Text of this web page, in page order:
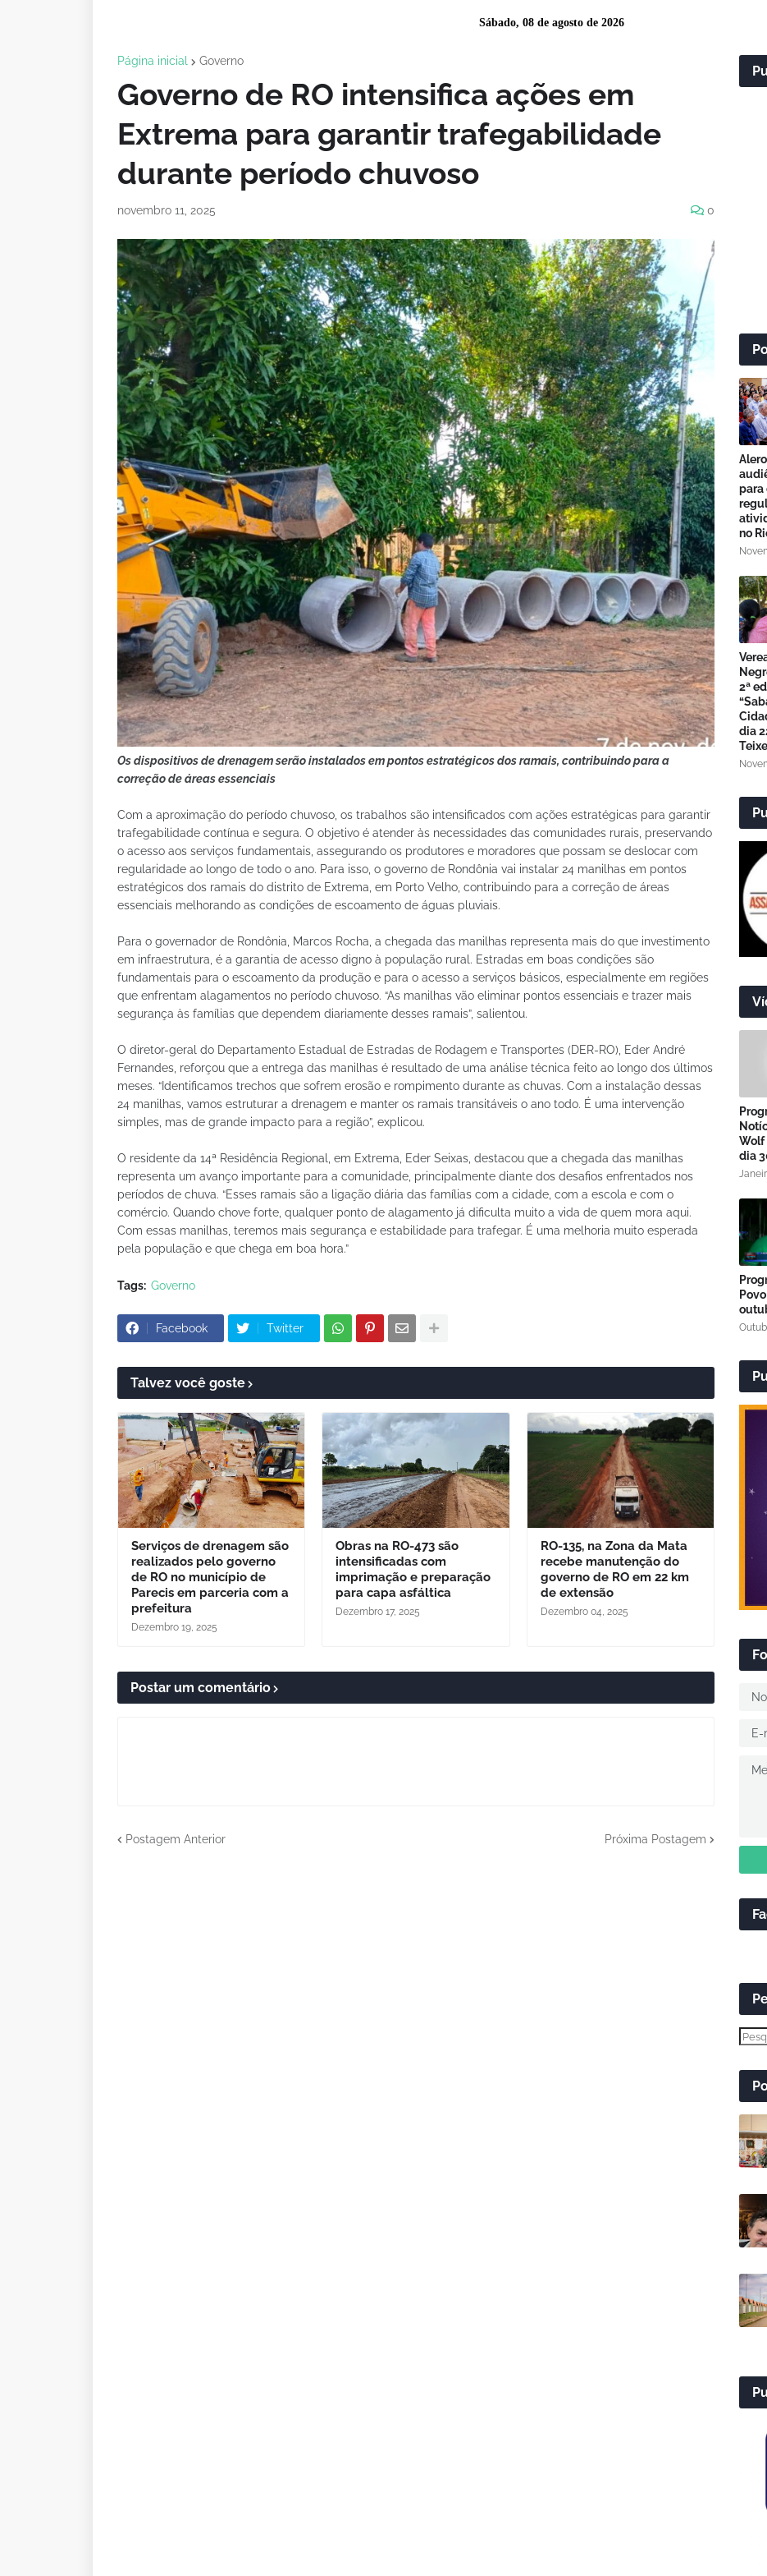
Sábado, 08 de agosto de 2026
Página inicial Governo
Governo de RO intensifica ações em
Extrema para garantir trafegabilidade
durante período chuvoso
novembro 11, 2025 0
Os dispositivos de drenagem serão instalados em pontos estratégicos dos ramais, contribuindo para a
correção de áreas essenciais
Com a aproximação do período chuvoso, os trabalhos são intensificados com ações estratégicas para garantir
trafegabilidade contínua e segura. O objetivo é atender às necessidades das comunidades rurais, preservando
o acesso aos serviços fundamentais, assegurando os produtores e moradores que possam se deslocar com
regularidade ao longo de todo o ano. Para isso, o governo de Rondônia vai instalar 24 manilhas em pontos
estratégicos dos ramais do distrito de Extrema, em Porto Velho, contribuindo para a correção de áreas
essenciais melhorando as condições de escoamento de águas pluviais.
Para o governador de Rondônia, Marcos Rocha, a chegada das manilhas representa mais do que investimento
em infraestrutura, é a garantia de acesso digno à população rural. Estradas em boas condições são
fundamentais para o escoamento da produção e para o acesso a serviços básicos, especialmente em regiões
que enfrentam alagamentos no período chuvoso. “As manilhas vão eliminar pontos essenciais e trazer mais
segurança às famílias que dependem diariamente desses ramais”, salientou.
O diretor-geral do Departamento Estadual de Estradas de Rodagem e Transportes (DER-RO), Eder André
Fernandes, reforçou que a entrega das manilhas é resultado de uma análise técnica feito ao longo dos últimos
meses. “Identificamos trechos que sofrem erosão e rompimento durante as chuvas. Com a instalação dessas
24 manilhas, vamos estruturar a drenagem e manter os ramais transitáveis o ano todo. É uma intervenção
simples, mas de grande impacto para a região”, explicou.
O residente da 14ª Residência Regional, em Extrema, Eder Seixas, destacou que a chegada das manilhas
representa um avanço importante para a comunidade, principalmente diante dos desafios enfrentados nos
períodos de chuva. “Esses ramais são a ligação diária das famílias com a cidade, com a escola e com o
comércio. Quando chove forte, qualquer ponto de alagamento já dificulta muito a vida de quem mora aqui.
Com essas manilhas, teremos mais segurança e estabilidade para trafegar. É uma melhoria muito esperada
pela população e que chega em boa hora.”
Tags: Governo
Facebook Twitter
Talvez você goste
Serviços de drenagem são
realizados pelo governo
de RO no município de
Parecis em parceria com a
prefeitura
Dezembro 19, 2025
Obras na RO-473 são
intensificadas com
imprimação e preparação
para capa asfáltica
Dezembro 17, 2025
RO-135, na Zona da Mata
recebe manutenção do
governo de RO em 22 km
de extensão
Dezembro 04, 2025
Postar um comentário
Postagem Anterior Próxima Postagem
para
no
2ª
dia
Wolf
dia